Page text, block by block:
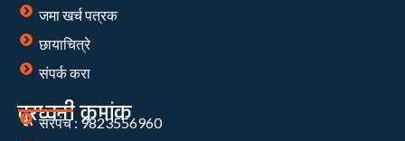
जमा खर्च पत्रक
छायाचित्रे
संपर्क करा
दूरध्वनी क्रमांक
सरपंच : 9823556960